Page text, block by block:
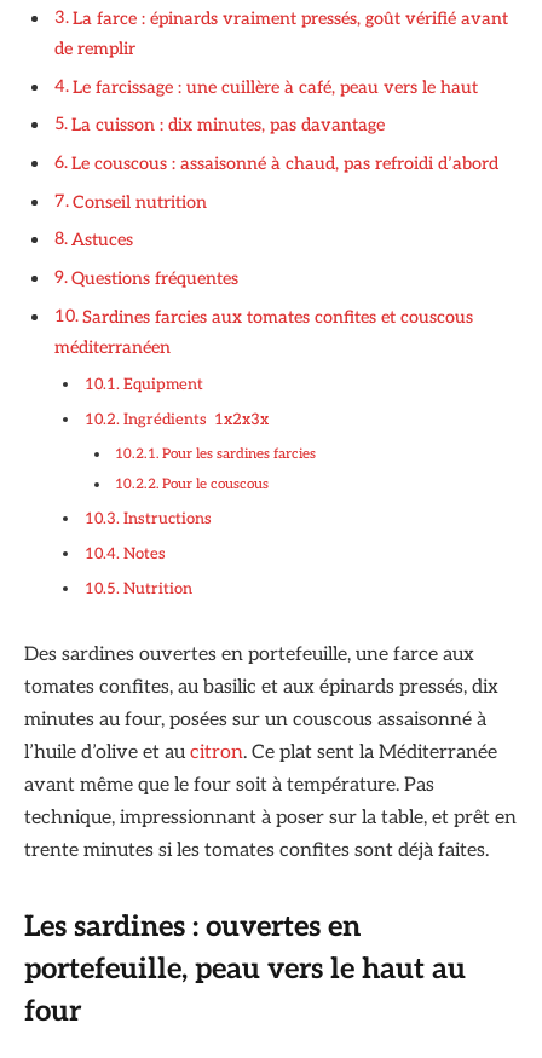
La farce : épinards vraiment pressés, goût vérifié avant
de remplir
Le farcissage : une cuillère à café, peau vers le haut
La cuisson : dix minutes, pas davantage
Le couscous : assaisonné à chaud, pas refroidi d’abord
Conseil nutrition
Astuces
Questions fréquentes
Sardines farcies aux tomates confites et couscous
méditerranéen
Equipment
Ingrédients 1x2x3x
Pour les sardines farcies
Pour le couscous
Instructions
Notes
Nutrition
Des sardines ouvertes en portefeuille, une farce aux
tomates confites, au basilic et aux épinards pressés, dix
minutes au four, posées sur un couscous assaisonné à
l’huile d’olive et au citron. Ce plat sent la Méditerranée
avant même que le four soit à température. Pas
technique, impressionnant à poser sur la table, et prêt en
trente minutes si les tomates confites sont déjà faites.
Les sardines : ouvertes en
portefeuille, peau vers le haut au
four